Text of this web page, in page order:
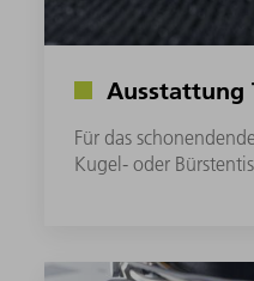
Ausstattung
Für das
Kugel- oder